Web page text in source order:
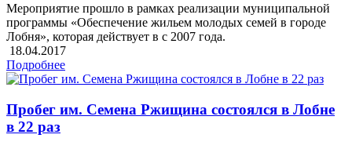
Мероприятие прошло в рамках реализации муниципальной
программы «Обеспечение жильем молодых семей в городе
Лобня», которая действует в с 2007 года.
18.04.2017
Подробнее
Пробег им. Семена Ржищина состоялся в Лобне
в 22 раз